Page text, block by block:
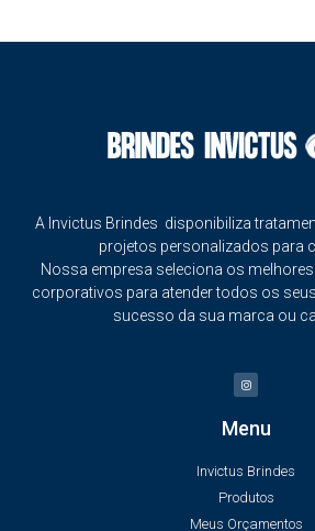
A Invictus Brindes disponibiliza
projetos personalizados para
Nossa empresa seleciona os
corporativos para atender todos os
sucesso da sua marca ou
Menu
Invictus Brindes
Produtos
Meus Orçamentos